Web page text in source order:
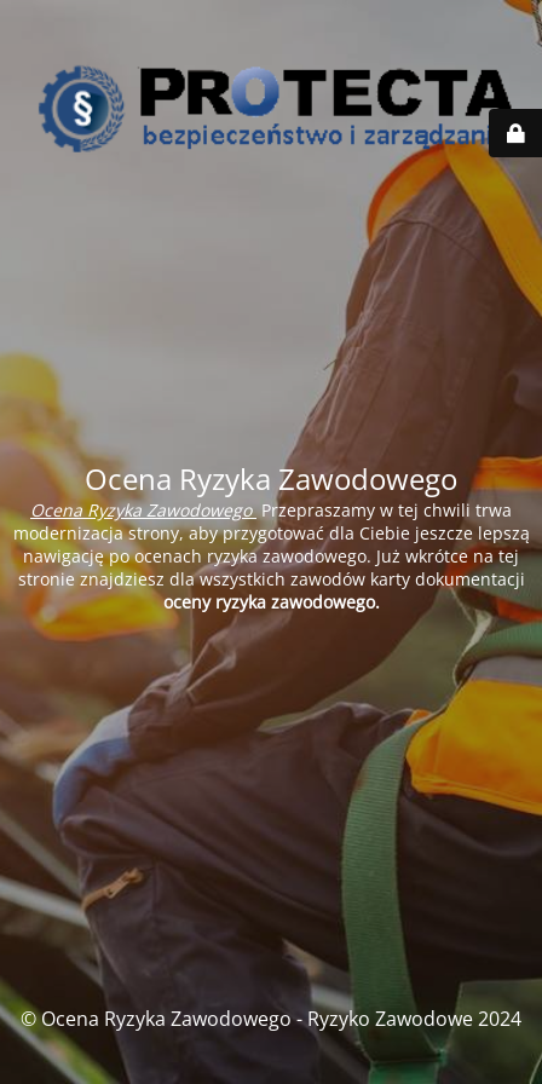
Ocena Ryzyka Zawodowego
Ocena Ryzyka ZawodowegoPrzepraszamy w tej chwili trwa
modernizacja strony, aby przygotować dla Ciebie jeszcze lepszą
nawigację po ocenach ryzyka zawodowego. Już wkrótce na tej
stronie znajdziesz dla wszystkich zawodów karty dokumentacji
oceny ryzyka zawodowego.
© Ocena Ryzyka Zawodowego - Ryzyko Zawodowe 2024